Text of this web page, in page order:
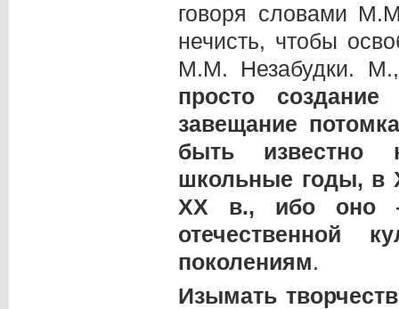
говоря словами
нечисть, чтобы
М.М. Незабудки.
просто
завещание
быть известно
школьные годы, в
ХХ в., ибо оно —
отечественной
поколениям.
Изымать